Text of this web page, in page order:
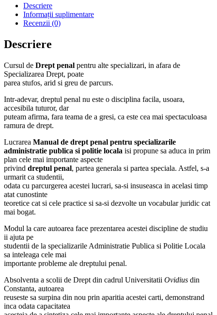
Descriere
Informații suplimentare
Recenzii (0)
Descriere
Cursul de Drept penal pentru alte specializari, in afara de
Specializarea Drept, poate
parea stufos, arid si greu de parcurs.
Intr-adevar, dreptul penal nu este o disciplina facila, usoara,
accesibila tuturor, dar
puteam afirma, fara teama de a gresi, ca este cea mai spectaculoasa
ramura de drept.
Lucrarea Manual de drept penal pentru specializarile
administratie publica si politie locala isi propune sa aduca in prim
plan cele mai importante aspecte
privind dreptul penal, partea generala si partea speciala. Astfel, s-a
urmarit ca studentii,
odata cu parcurgerea acestei lucrari, sa-si insuseasca in acelasi timp
atat cunostinte
teoretice cat si cele practice si sa-si dezvolte un vocabular juridic cat
mai bogat.
Modul la care autoarea face prezentarea acestei discipline de studiu
ii ajuta pe
studentii de la specializarile Administratie Publica si Politie Locala
sa inteleaga cele mai
importante probleme ale dreptului penal.
Absolventa a scolii de Drept din cadrul Universitatii Ovidius din
Constanta, autoarea
reuseste sa surpina din nou prin aparitia acestei carti, demonstrand
inca odata capacitatea